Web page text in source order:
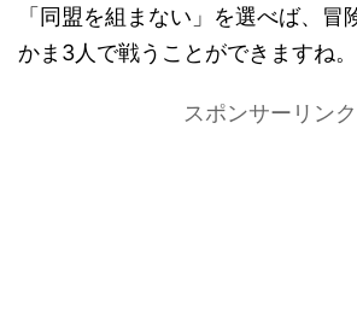
「同盟を組まない」を選べば、冒
かま3人で戦うことができますね。
スポンサーリンク